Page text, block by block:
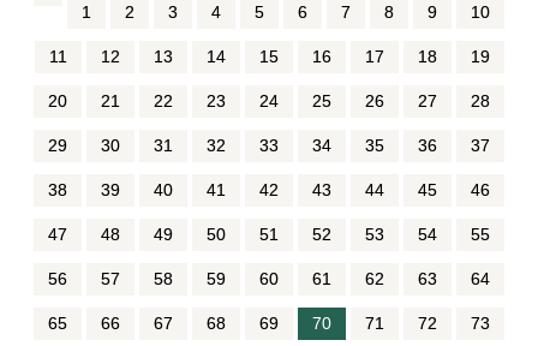
1 2 3 4 5 6 7 8 9 10
11 12 13 14 15 16 17 18 19
20 21 22 23 24 25 26 27 28
29 30 31 32 33 34 35 36 37
38 39 40 41 42 43 44 45 46
47 48 49 50 51 52 53 54 55
56 57 58 59 60 61 62 63 64
65 66 67 68 69 70 71 72 73